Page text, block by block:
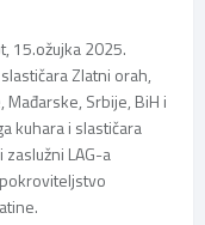
15.ožujka 2025.
Zlatni orah,
Srbije, BiH i
kuhara i slastičara
LAG-a